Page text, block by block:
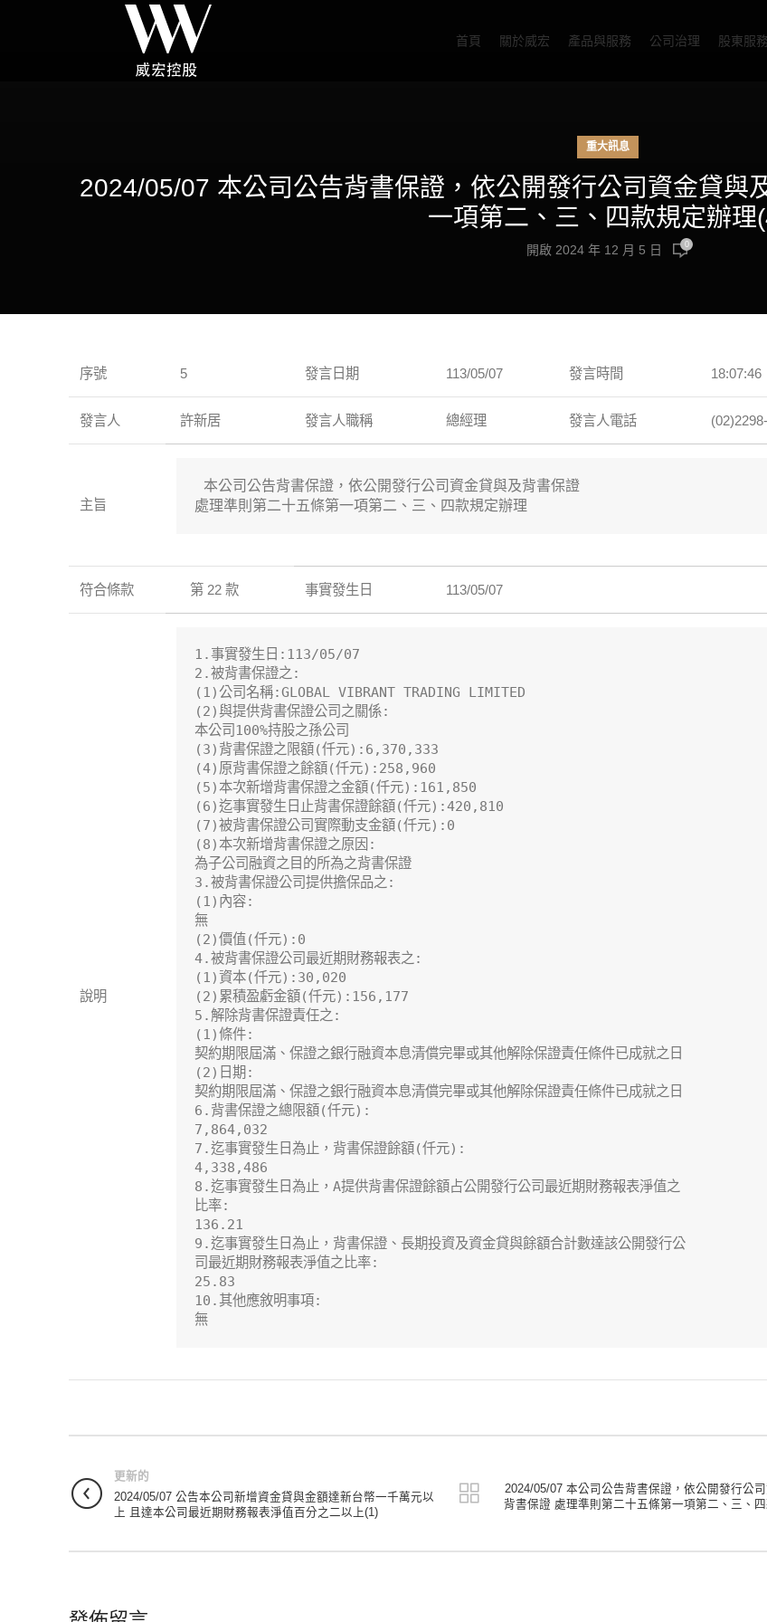
首頁 關於威宏 產品與服務 公司治理 股東服務
重大訊息
2024/05/07 本公司公告背書保證，依公開發行公司資金貸與
一項第二、三、四款規定辦理
開啟 2024 年 12 月 5 日 0
序號 5 發言日期 113/05/07 發言時間 18:07:46
發言人 許新居 發言人職稱 總經理 發言人電話
主旨
本公司公告背書保證，依公開發行公司資金貸與及背書保證
處理準則第二十五條第一項第二、三、四款規定辦理
符合條款 第 22 款 事實發生日 113/05/07
說明
1.事實發生日:113/05/07
2.被背書保證之:
(1)公司名稱:GLOBAL VIBRANT TRADING LIMITED
(2)與提供背書保證公司之關係:
本公司100%持股之孫公司
(3)背書保證之限額(仟元):6,370,333
(4)原背書保證之餘額(仟元):258,960
(5)本次新增背書保證之金額(仟元):161,850
(6)迄事實發生日止背書保證餘額(仟元):420,810
(7)被背書保證公司實際動支金額(仟元):0
(8)本次新增背書保證之原因:
為子公司融資之目的所為之背書保證
3.被背書保證公司提供擔保品之:
(1)內容:
無
(2)價值(仟元):0
4.被背書保證公司最近期財務報表之:
(1)資本(仟元):30,020
(2)累積盈虧金額(仟元):156,177
5.解除背書保證責任之:
(1)條件:
契約期限屆滿、保證之銀行融資本息清償完畢或其他解除保證責任條件已成就之日
(2)日期:
契約期限屆滿、保證之銀行融資本息清償完畢或其他解除保證責任條件已成就之日
6.背書保證之總限額(仟元):
7,864,032
7.迄事實發生日為止，背書保證餘額(仟元):
4,338,486
8.迄事實發生日為止，A提供背書保證餘額占公開發行公司最近期財務報表淨值之
比率:
136.21
9.迄事實發生日為止，背書保證、長期投資及資金貸與餘額合計數達該公開發行公
司最近期財務報表淨值之比率:
25.83
10.其他應敘明事項:
無
更新的
2024/05/07 公告本公司新增資金貸與金額達新台幣一千萬元以
上 且達本公司最近期財務報表淨值百分之二以上(1)
2024/05/07 本公司公告背書保證，依公開發行公
背書保證 處理準則第二十五條第一項第二、三、